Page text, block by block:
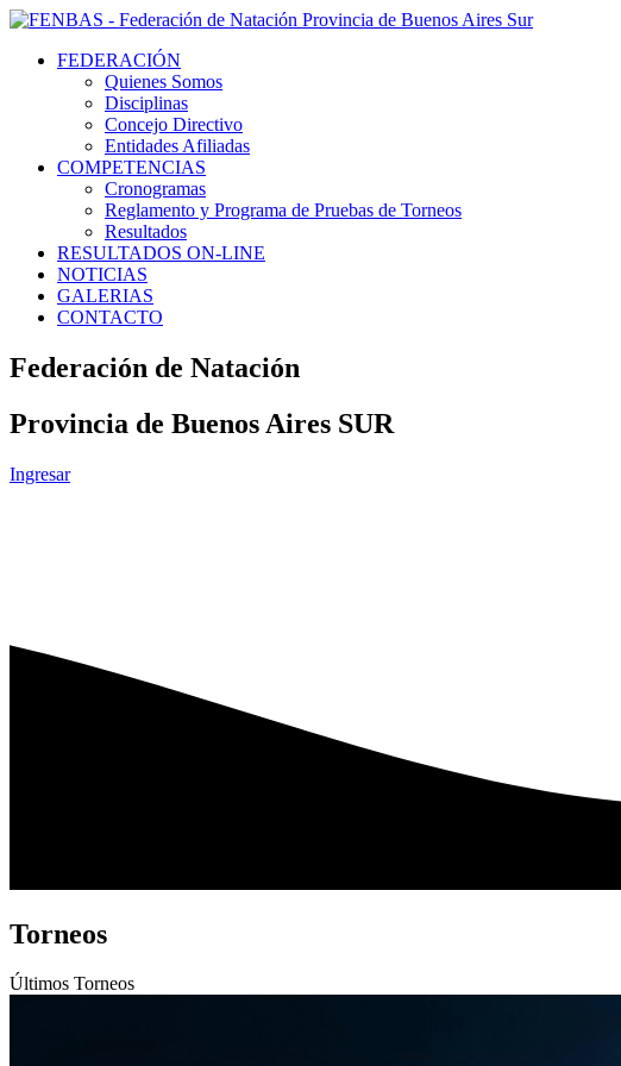
FEDERACIÓN
Quienes Somos
Disciplinas
Concejo Directivo
Entidades Afiliadas
COMPETENCIAS
Cronogramas
Reglamento y Programa de Pruebas de Torneos
Resultados
RESULTADOS ON-LINE
NOTICIAS
GALERIAS
CONTACTO
Federación de Natación
Provincia de Buenos Aires SUR
Ingresar
Torneos
Últimos Torneos